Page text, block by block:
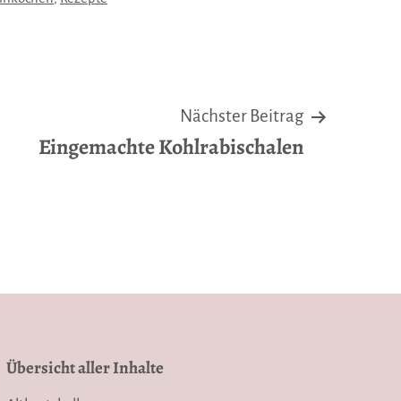
Nächster Beitrag
Eingemachte Kohlrabischalen
Übersicht aller Inhalte